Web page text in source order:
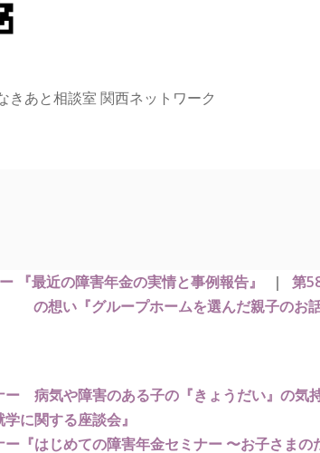
きあと相談室 関西ネットワーク
『最近の障害年金の実情と事例報告』 ｜ 第
の想い『グループホームを選んだ親子のお
病気や障害のある子の『きょうだい』の気
に関する座談会』
はじめての障害年金セミナー 〜お子さまの